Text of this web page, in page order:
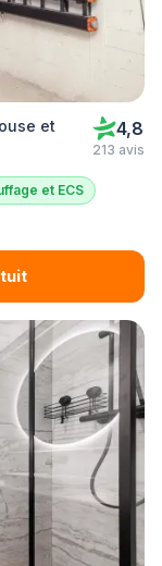
et
4,8
213 avis
et ECS